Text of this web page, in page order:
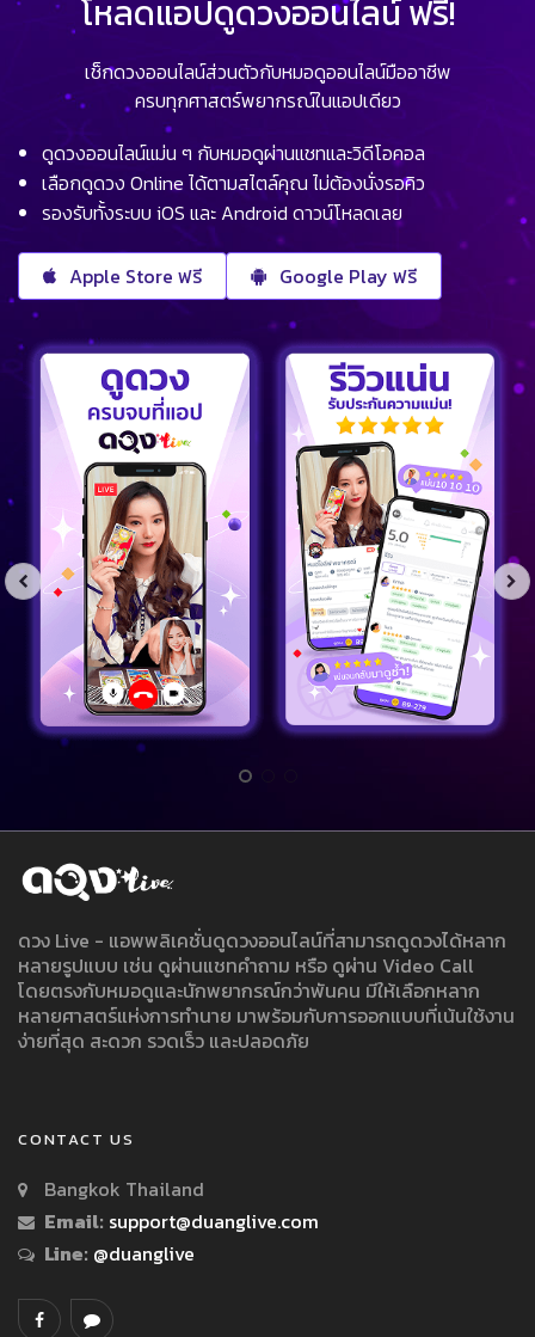
โหลดแอปดูดวงออนไลน์ ฟรี!
เช็กดวงออนไลน์ส่วนตัวกับหมอดูออนไลน์มืออาชีพ
ครบทุกศาสตร์พยากรณ์ในแอปเดียว
ดูดวงออนไลน์แม่น ๆ กับหมอดูผ่านแชทและวิดีโอคอล
เลือกดูดวง Online ได้ตามสไตล์คุณ ไม่ต้องนั่งรอคิว
รองรับทั้งระบบ iOS และ Android ดาวน์โหลดเลย
Apple Store ฟรี Google Play ฟรี
ดวง Live - แอพพลิเคชั่นดูดวงออนไลน์ที่สามารถดูดวงได้หลาก
หลายรูปแบบ เช่น ดูผ่านแชทคำถาม หรือ ดูผ่าน Video Call
โดยตรงกับหมอดูและนักพยากรณ์กว่าพันคน มีให้เลือกหลาก
หลายศาสตร์แห่งการทำนาย มาพร้อมกับการออกแบบที่เน้นใช้งาน
ง่ายที่สุด สะดวก รวดเร็ว และปลอดภัย
CONTACT US
Bangkok Thailand
Email: support@duanglive.com
Line: @duanglive